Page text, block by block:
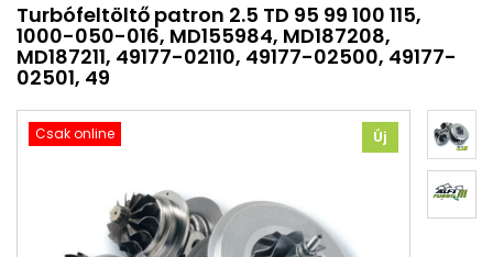
Turbófeltöltő patron 2.5 TD 95 99 100 115,
1000-050-016, MD155984, MD187208,
MD187211, 49177-02110, 49177-02500, 49177-
02501, 49
Csak online Új